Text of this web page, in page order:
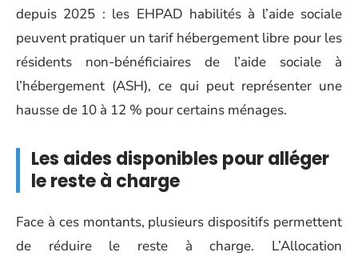
depuis 2025 : les EHPAD habilités à l’aide sociale
peuvent pratiquer un tarif hébergement libre pour les
résidents non-bénéficiaires de l’aide sociale à
l’hébergement (ASH), ce qui peut représenter une
hausse de 10 à 12 % pour certains ménages.
Les aides disponibles pour alléger
le reste à charge
Face à ces montants, plusieurs dispositifs permettent
de réduire le reste à charge. L’Allocation